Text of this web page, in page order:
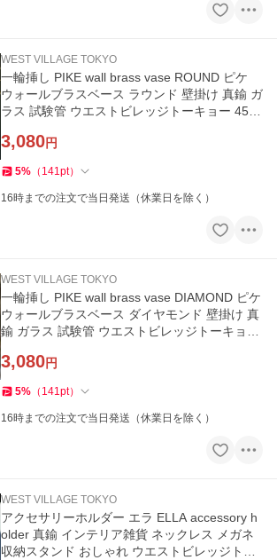
WEST VILLAGE TOKYO
一輪挿し PIKE wall brass vase ROUND ピケ
ウォールブラスベース ラウンド 壁掛け 真鍮 ガ
ラス 試験管 ウエストビレッジトーキョー 4589
3,080円
5% （ 141pt）
16時までの注文で当日発送（休業日を除く）
WEST VILLAGE TOKYO
一輪挿し PIKE wall brass vase DIAMOND ピケ
ウォールブラスベース ダイヤモンド 壁掛け 真
鍮 ガラス 試験管 ウエストビレッジトーキョー
3,080円
5% （ 141pt）
16時までの注文で当日発送（休業日を除く）
WEST VILLAGE TOKYO
アクセサリーホルダー エラ ELLA accessory h
older 真鍮 インテリア雑貨 ネックレス メガネ
収納スタンド おしゃれ ウエストビレッジトー